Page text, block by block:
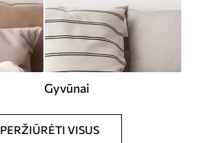
Gyvūnai
PERŽIŪRĖTI VISUS